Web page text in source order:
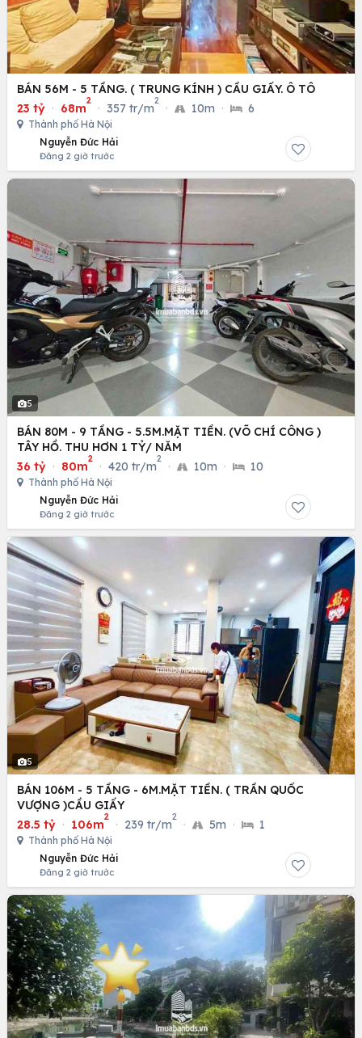
BÁN 56M - 5 TẦNG. ( TRUNG KÍNH ) CẦU GIẤY. Ô TÔ
23 tỷ · 68m
2
· 357 tr/m
2
· 10m · 6
Thành phố Hà Nội
Nguyễn Đức Hải
Đăng 2 giờ trước
5
BÁN 80M - 9 TẦNG - 5.5M.MẶT TIỀN. (VÕ CHÍ CÔNG )
TÂY HỒ. THU HƠN 1 TỶ/ NĂM
36 tỷ · 80m
2
· 420 tr/m
2
· 10m · 10
Thành phố Hà Nội
Nguyễn Đức Hải
Đăng 2 giờ trước
5
BÁN 106M - 5 TẦNG - 6M.MẶT TIỀN. ( TRẦN QUỐC
VƯỢNG )CẦU GIẤY
28.5 tỷ · 106m
2
· 239 tr/m
2
· 5m · 1
Thành phố Hà Nội
Nguyễn Đức Hải
Đăng 2 giờ trước